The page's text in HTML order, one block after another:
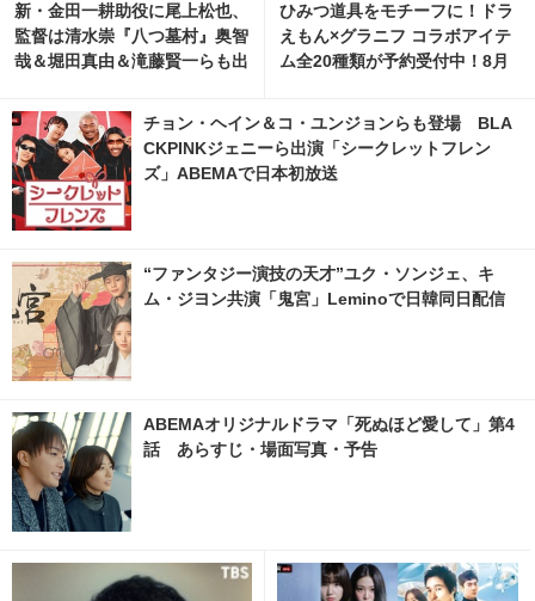
新・金田一耕助役に尾上松也、
監督は清水崇『八つ墓村』奥智
哉＆堀田真由＆滝藤賢一らも出
ひみつ道具をモチーフに！ドラ
えもん×グラニフ コラボアイテ
ム全20種類が予約受付中！8月
チョン・ヘイン＆コ・ユンジョンらも登場 BLA
CKPINKジェニーら出演「シークレットフレン
ズ」ABEMAで日本初放送
“ファンタジー演技の天才”ユク・ソンジェ、キ
ム・ジヨン共演「鬼宮」Leminoで日韓同日配信
ABEMAオリジナルドラマ「死ぬほど愛して」第4
話 あらすじ・場面写真・予告